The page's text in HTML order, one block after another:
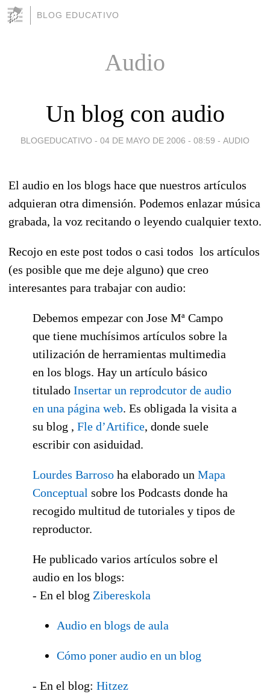
BLOG EDUCATIVO
Audio
Un blog con audio
BLOGEDUCATIVO - 04 DE MAYO DE 2006 - 08:59 - AUDIO
El audio en los blogs hace que nuestros artículos
adquieran otra dimensión. Podemos enlazar música
grabada, la voz recitando o leyendo cualquier texto.
Recojo en este post todos o casi todos los artículos
(es posible que me deje alguno) que creo
interesantes para trabajar con audio:
Debemos empezar con Jose Mª Campo
que tiene muchísimos artículos sobre la
utilización de herramientas multimedia
en los blogs. Hay un artículo básico
titulado Insertar un reprodcutor de audio
en una página web. Es obligada la visita a
su blog , Fle d’Artifice, donde suele
escribir con asiduidad.
Lourdes Barroso ha elaborado un Mapa
Conceptual sobre los Podcasts donde ha
recogido multitud de tutoriales y tipos de
reproductor.
He publicado varios artículos sobre el
audio en los blogs:
- En el blog Zibereskola
Audio en blogs de aula
Cómo poner audio en un blog
- En el blog: Hitzez